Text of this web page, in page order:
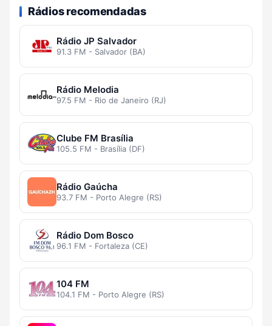
Rádios recomendadas
Rádio JP Salvador
91.3 FM - Salvador (BA)
Rádio Melodia
97.5 FM - Rio de Janeiro (RJ)
Clube FM Brasília
105.5 FM - Brasília (DF)
Rádio Gaúcha
93.7 FM - Porto Alegre (RS)
Rádio Dom Bosco
96.1 FM - Fortaleza (CE)
104 FM
104.1 FM - Porto Alegre (RS)